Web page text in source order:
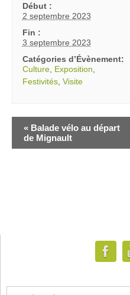
Début :
2 septembre 2023
Fin :
3 septembre 2023
Catégories d’Évènement:
Culture, Exposition
Festivités, Visite
« Balade vélo au départ
de Mignault